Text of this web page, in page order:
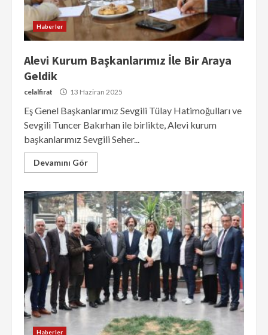
Haberler
Alevi Kurum Başkanlarımız İle Bir Araya
Geldik
celalfirat 13 Haziran 2025
Eş Genel Başkanlarımız Sevgili Tülay Hatimoğulları ve
Sevgili Tuncer Bakırhan ile birlikte, Alevi kurum
başkanlarımız Sevgili Seher...
Devamını Gör
Haberler